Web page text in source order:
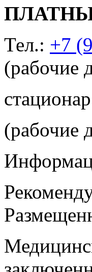
Тел.: +7
(рабочие
стационар
(рабочие